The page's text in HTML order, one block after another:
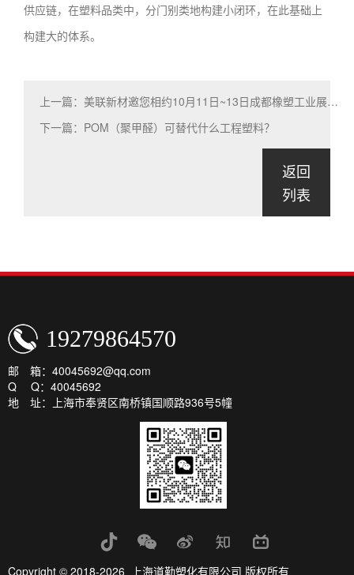
供应链，在塑料品类中，分门别类地构建小闭环，在此基础上
构建大的体系。
上一篇：美联新材邀您相约10月11日~13日成都橡塑工业展览会！
下一篇：POM（聚甲醛）可替代什么工程塑料？
返回
列表
19279864570
邮 箱：40045692@qq.com
Q Q：40045692
地 址：上海市奉贤区南桥镇国顺路936号5幢
Copyright © 2018-2026 上海道勤塑化有限公司 版权所有